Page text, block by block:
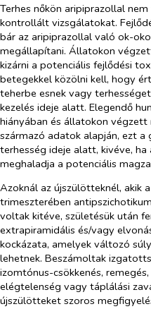
Terhes nőkön aripiprazollal
kontrollált vizsgálatokat.
bár az aripiprazollal való ok-
megállapítani. Állatokon
kizárni a potenciális fejlődési
betegekkel közölni kell, hogy
teherbe esnek vagy
kezelés ideje alatt. Elegendő
hiányában és állatokon
származó adatok alapján, ezt
terhesség ideje alatt, kivéve,
meghaladja a potenciális
Azoknál az újszülötteknél, akik
trimeszterében
voltak kitéve, születésük után
extrapiramidális és/vagy
kockázata, amelyek változó
lehetnek. Beszámoltak
izomtónus-csökkenés,
elégtelenség vagy táplálási
újszülötteket szoros